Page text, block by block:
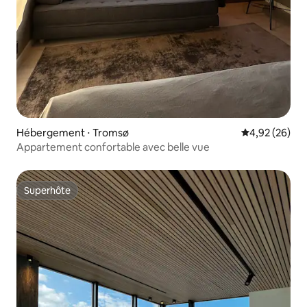
Hébergement ⋅ Tromsø Évaluation
4,92 (26)
Appartement confortable avec belle vue
Superhôte
Superhôte